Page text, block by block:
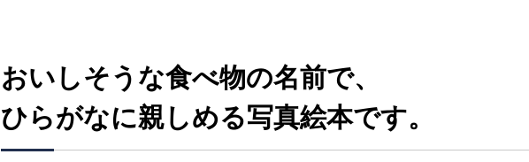
おいしそうな食べ物の名前で、
ひらがなに親しめる写真絵本です。